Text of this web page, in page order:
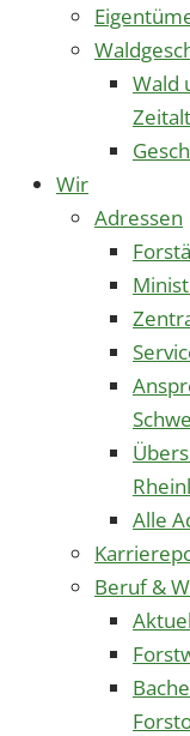
Wald
Wir
Adressen
Alle
Beruf &